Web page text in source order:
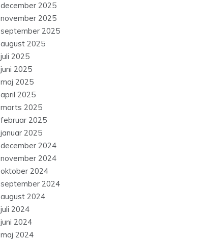
december 2025
november 2025
september 2025
august 2025
juli 2025
juni 2025
maj 2025
april 2025
marts 2025
februar 2025
januar 2025
december 2024
november 2024
oktober 2024
september 2024
august 2024
juli 2024
juni 2024
maj 2024